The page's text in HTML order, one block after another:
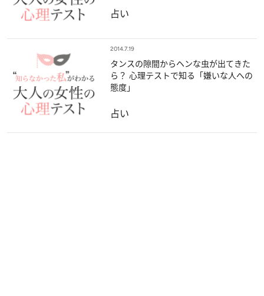
占い
2014.7.19
タンスの隙間からヘンな虫が出てきた
ら？ 心理テストで知る「嫌いな人への
態度」
占い